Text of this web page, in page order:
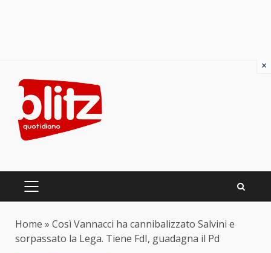
content
PRIMARY
Home » Così Vannacci ha cannibalizzato Salvini e
sorpassato la Lega. Tiene FdI, guadagna il Pd
×